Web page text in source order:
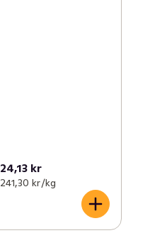
24,13 kr
241,30 kr /kg